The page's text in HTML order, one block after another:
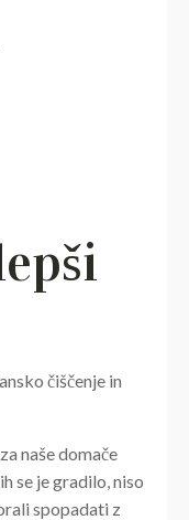
čiščenje in
naše domače
se je gradilo, niso
spopadati z